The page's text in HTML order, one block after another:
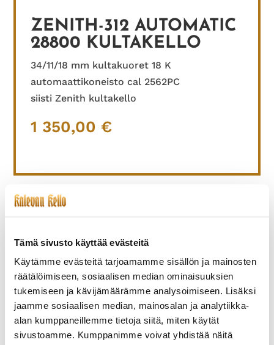
Tämä sivusto käyttää evästeitä
Käytämme evästeitä tarjoamamme sisällön ja mainosten
räätälöimiseen, sosiaalisen median ominaisuuksien
tukemiseen ja kävijämäärämme analysoimiseen. Lisäksi
jaamme sosiaalisen median, mainosalan ja analytiikka-
alan kumppaneillemme tietoja siitä, miten käytät
sivustoamme. Kumppanimme voivat yhdistää näitä
ZENITH-312 AUTOMATIC
28800 KULTAKELLO
34/11/18 mm kultakuoret 18 K
automaattikoneisto cal 2562PC
siisti Zenith kultakello
1 350,00 €
TUTUSTU MYÖS